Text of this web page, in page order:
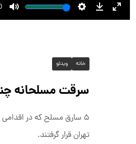
خانه ویدئو
سرقت مسلحانه
۵ سارق مسلح که در
تهران قرار گرفتند.